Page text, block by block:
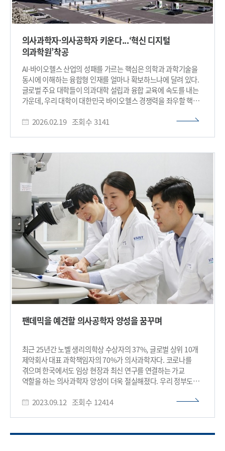
의사과학자·의사공학자 키운다...‘혁신 디지털
의과학원’착공
AI·바이오헬스 산업의 성패를 가르는 핵심은 의학과 과학기술을
동시에 이해하는 융합형 인재를 얼마나 확보하느냐에 달려 있다.
글로벌 주요 대학들이 의과대학 설립과 융합 교육에 속도를 내는
가운데, 우리 대학이 대한민국 바이오헬스 경쟁력을 좌우할 핵심
대한민국 바이오헬스 산업의 미래를 이끌 핵심 인프라인 ‘혁신
디지털 의과학원은 ‘의료 AI·제약·바이오헬스 강국 실현’이라는
국가적 발전 방향을 뒷받침하기 위한 핵심 인재 양성과 혁신 창업
인프라 구축 사업이다. 정부와 대전시, KAIST가 협력해 총사업비
422.32억 원을 투입해 연면적 약 1만㎡(3,025평) 규모로
조성되며 2027년 11월 준공 예정이다. 우리 대학은 이번
의과학원 건립을 통해 현재 연간 20명 내외 수준인 의사과학자
양성 규모를 국가 수요의 약 50%에 해당하는 연 50~70명
수준으로 확대할 수 있는 기반을 마련할 것으로 기대하고 있다.
이를 통해 의학·임상 경험은 물론 과학기술과 AI 역량을 겸비한
융합형 인재가 혁신 신약, 백신, 의료기기 개발의 주역으로 성장할
수 있도록 전주기적 지원체계를 구축할 계획이다. 이 같은 인재
양성 전략은 글로벌 흐름과도 맞닿아 있다. 최근 홍콩과기대의
의과대학 신규 설립 승인(2025년 11월), 일본 도쿄공업대와
도쿄의치학대학(TMDU)의 통합(2024년 10월), 싱가포르
난양공대의 의과대학 설립·운영 사례 등 과학·공학과 의학의
있다. 이는 미래 바이오헬스 산업을 주도할 의사과학자·
의대 졸업생 가운데 의사과학자·의사공학자로 진출하는 비율이
1% 미만에 그치며, 인력 부족에 따른 미래 바이오헬스 경쟁력
저하가 우려되는 상황이다. 혁신 디지털 의과학원에는 AI
정밀의료 플랫폼 연구센터, 데이터 기반 융복합 헬스케어 R&D
센터, 첨단 바이오메디컬 데이터 분석센터, 디지털 의료바이오
공용 실험실(Open Lab), 오픈 네트워킹 홀 및 세미나실 등 첨단
연구·지원 시설이 들어설 예정이다. 특히 최상층인 6층에는 대전
바이오의료 벤처클러스터가 조성된다. 이는 미국 보스턴의
연구자뿐 아니라 대덕특구 정부출연연구소 연구자와 바이오의료
2026.02.19 조회수3141
팬데믹을 예견할 의사공학자 양성을 꿈꾸며
최근 25년간 노벨 생리의학상 수상자의 37%, 글로벌 상위 10개
제약회사 대표 과학책임자의 70%가 의사과학자다. 코로나를
겪으며 한국에서도 임상 현장과 최신 연구를 연결하는 가교
역할을 하는 의사과학자 양성이 더욱 절실해졌다. 우리 정부도
의사과학자 육성사업을 국정과제로 추진하고 있으며, 과학적
바이오헬스사업을 선두할 MD-데이터 공학자, AI 전문가 등의
2023.09.12 조회수 12414